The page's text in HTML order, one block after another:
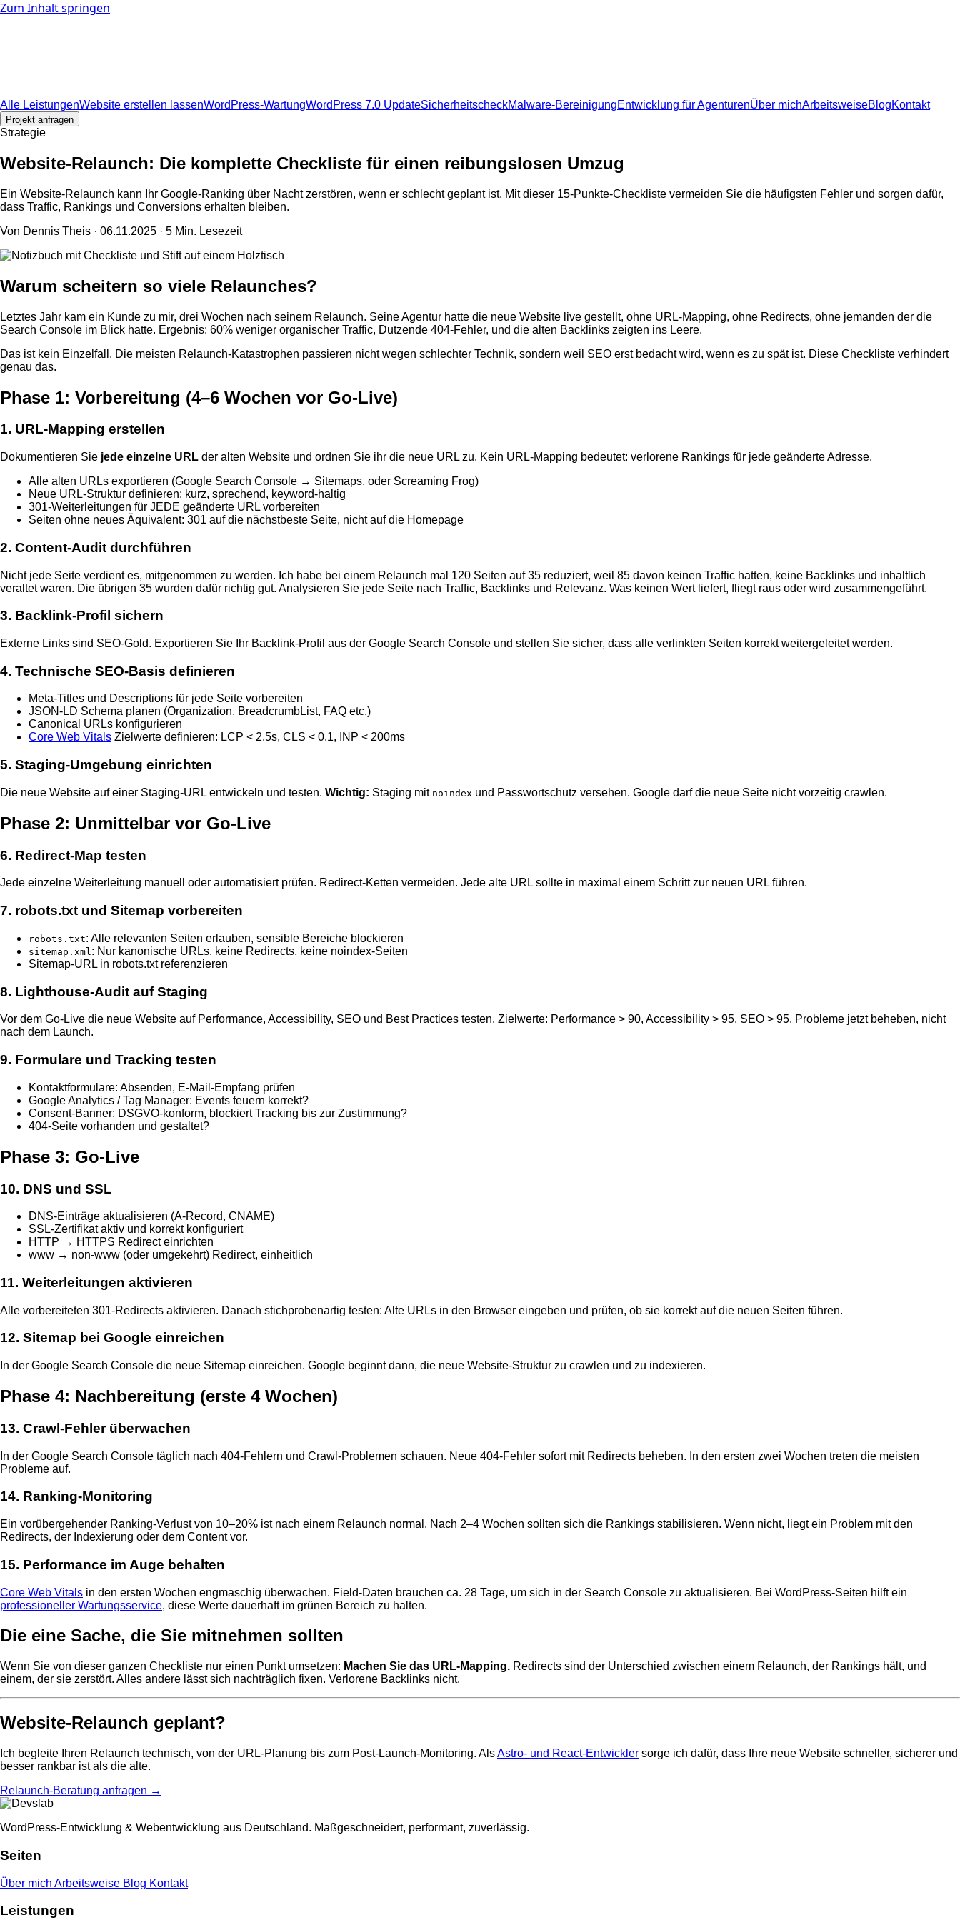
Zum Inhalt springen
Alle LeistungenWebsite erstellen lassenWordPress-WartungWordPress 7.0 UpdateSicherheitscheckMalware-BereinigungEntwicklung für AgenturenÜber michArbeitsweiseBlogKontakt
Projekt anfragen
Strategie
Website-Relaunch: Die komplette Checkliste für einen reibungslosen Umzug
Ein Website-Relaunch kann Ihr Google-Ranking über Nacht zerstören, wenn er schlecht geplant ist. Mit dieser 15-Punkte-Checkliste vermeiden Sie die häufigsten Fehler und sorgen dafür,
dass Traffic, Rankings und Conversions erhalten bleiben.
Von Dennis Theis · 06.11.2025 · 5 Min. Lesezeit
Warum scheitern so viele Relaunches?
Letztes Jahr kam ein Kunde zu mir, drei Wochen nach seinem Relaunch. Seine Agentur hatte die neue Website live gestellt, ohne URL-Mapping, ohne Redirects, ohne jemanden der die
Search Console im Blick hatte. Ergebnis: 60% weniger organischer Traffic, Dutzende 404-Fehler, und die alten Backlinks zeigten ins Leere.
Das ist kein Einzelfall. Die meisten Relaunch-Katastrophen passieren nicht wegen schlechter Technik, sondern weil SEO erst bedacht wird, wenn es zu spät ist. Diese Checkliste verhindert
genau das.
Phase 1: Vorbereitung (4–6 Wochen vor Go-Live)
1. URL-Mapping erstellen
Dokumentieren Sie jede einzelne URL der alten Website und ordnen Sie ihr die neue URL zu. Kein URL-Mapping bedeutet: verlorene Rankings für jede geänderte Adresse.
Alle alten URLs exportieren (Google Search Console → Sitemaps, oder Screaming Frog)
Neue URL-Struktur definieren: kurz, sprechend, keyword-haltig
301-Weiterleitungen für JEDE geänderte URL vorbereiten
Seiten ohne neues Äquivalent: 301 auf die nächstbeste Seite, nicht auf die Homepage
2. Content-Audit durchführen
Nicht jede Seite verdient es, mitgenommen zu werden. Ich habe bei einem Relaunch mal 120 Seiten auf 35 reduziert, weil 85 davon keinen Traffic hatten, keine Backlinks und inhaltlich
veraltet waren. Die übrigen 35 wurden dafür richtig gut. Analysieren Sie jede Seite nach Traffic, Backlinks und Relevanz. Was keinen Wert liefert, fliegt raus oder wird zusammengeführt.
3. Backlink-Profil sichern
Externe Links sind SEO-Gold. Exportieren Sie Ihr Backlink-Profil aus der Google Search Console und stellen Sie sicher, dass alle verlinkten Seiten korrekt weitergeleitet werden.
4. Technische SEO-Basis definieren
Meta-Titles und Descriptions für jede Seite vorbereiten
JSON-LD Schema planen (Organization, BreadcrumbList, FAQ etc.)
Canonical URLs konfigurieren
Core Web Vitals Zielwerte definieren: LCP < 2.5s, CLS < 0.1, INP < 200ms
5. Staging-Umgebung einrichten
Die neue Website auf einer Staging-URL entwickeln und testen. Wichtig: Staging mit noindex und Passwortschutz versehen. Google darf die neue Seite nicht vorzeitig crawlen.
Phase 2: Unmittelbar vor Go-Live
6. Redirect-Map testen
Jede einzelne Weiterleitung manuell oder automatisiert prüfen. Redirect-Ketten vermeiden. Jede alte URL sollte in maximal einem Schritt zur neuen URL führen.
7. robots.txt und Sitemap vorbereiten
robots.txt: Alle relevanten Seiten erlauben, sensible Bereiche blockieren
sitemap.xml : Nur kanonische URLs, keine Redirects, keine noindex-Seiten
Sitemap-URL in robots.txt referenzieren
8. Lighthouse-Audit auf Staging
Vor dem Go-Live die neue Website auf Performance, Accessibility, SEO und Best Practices testen. Zielwerte: Performance > 90, Accessibility > 95, SEO > 95. Probleme jetzt beheben, nicht
nach dem Launch.
9. Formulare und Tracking testen
Kontaktformulare: Absenden, E-Mail-Empfang prüfen
Google Analytics / Tag Manager: Events feuern korrekt?
Consent-Banner: DSGVO-konform, blockiert Tracking bis zur Zustimmung?
404-Seite vorhanden und gestaltet?
Phase 3: Go-Live
10. DNS und SSL
DNS-Einträge aktualisieren (A-Record, CNAME)
SSL-Zertifikat aktiv und korrekt konfiguriert
HTTP → HTTPS Redirect einrichten
www → non-www (oder umgekehrt) Redirect, einheitlich
11. Weiterleitungen aktivieren
Alle vorbereiteten 301-Redirects aktivieren. Danach stichprobenartig testen: Alte URLs in den Browser eingeben und prüfen, ob sie korrekt auf die neuen Seiten führen.
12. Sitemap bei Google einreichen
In der Google Search Console die neue Sitemap einreichen. Google beginnt dann, die neue Website-Struktur zu crawlen und zu indexieren.
Phase 4: Nachbereitung (erste 4 Wochen)
13. Crawl-Fehler überwachen
In der Google Search Console täglich nach 404-Fehlern und Crawl-Problemen schauen. Neue 404-Fehler sofort mit Redirects beheben. In den ersten zwei Wochen treten die meisten
Probleme auf.
14. Ranking-Monitoring
Ein vorübergehender Ranking-Verlust von 10–20% ist nach einem Relaunch normal. Nach 2–4 Wochen sollten sich die Rankings stabilisieren. Wenn nicht, liegt ein Problem mit den
Redirects, der Indexierung oder dem Content vor.
15. Performance im Auge behalten
Core Web Vitals in den ersten Wochen engmaschig überwachen. Field-Daten brauchen ca. 28 Tage, um sich in der Search Console zu aktualisieren. Bei WordPress-Seiten hilft ein
professioneller Wartungsservice, diese Werte dauerhaft im grünen Bereich zu halten.
Die eine Sache, die Sie mitnehmen sollten
Wenn Sie von dieser ganzen Checkliste nur einen Punkt umsetzen: Machen Sie das URL-Mapping. Redirects sind der Unterschied zwischen einem Relaunch, der Rankings hält, und
einem, der sie zerstört. Alles andere lässt sich nachträglich fixen. Verlorene Backlinks nicht.
Website-Relaunch geplant?
Ich begleite Ihren Relaunch technisch, von der URL-Planung bis zum Post-Launch-Monitoring. AlsAstro- und React-Entwickler sorge ich dafür, dass Ihre neue Website schneller, sicherer und
besser rankbar ist als die alte.
Relaunch-Beratung anfragen →
WordPress-Entwicklung & Webentwicklung aus Deutschland. Maßgeschneidert, performant, zuverlässig.
Seiten
Über mich Arbeitsweise Blog Kontakt
Leistungen